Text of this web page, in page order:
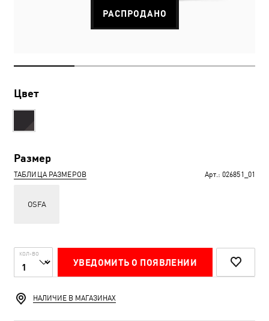
РАСПРОДАНО
Цвет
Размер
ТАБЛИЦА РАЗМЕРОВ Арт.: 026851_01
OSFA
КОЛ-ВО
УВЕДОМИТЬ О ПОЯВЛЕНИИ
НАЛИЧИЕ В МАГАЗИНАХ